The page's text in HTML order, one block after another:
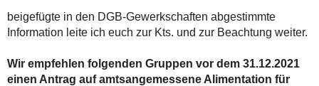
beigefügte in den DGB-Gewerkschaften abgestimmte
Information leite ich euch zur Kts. und zur Beachtung weiter.
Wir empfehlen folgenden Gruppen vor dem 31.12.2021
einen Antrag auf amtsangemessene Alimentation für